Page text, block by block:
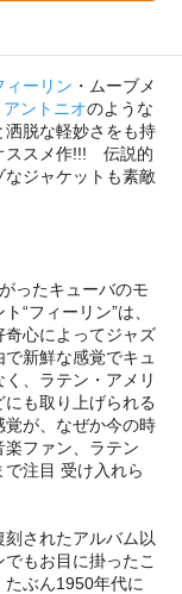
ィーリン ・ムーブメ
アントニオのような
脱な軽妙さをも持
ススメ作!!! 伝説的
なジャケットも素敵
ったキューバのモ
“フィーリン”は、
心によってジャズ
新鮮な感覚でキュ
、ラテン・アメリ
にも取り上げられる
が、なぜか今の時
ファン、ラテン
注目 受け入れら
されたアルバム以
もお目に掛ったこ
ぶん1950年代に